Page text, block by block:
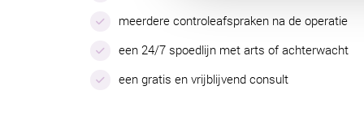
meerdere controleafspraken na de operatie
een 24/7 spoedlijn met arts of achterwacht
een gratis en vrijblijvend consult